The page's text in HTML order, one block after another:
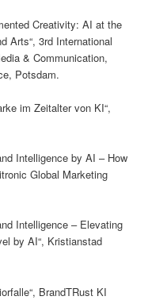
Creativity: AI at the
Arts“, 3rd International
& Communication,
Potsdam.
im Zeitalter von KI“,
Intelligence by AI – How
Global Marketing
Intelligence – Elevating
by AI“, Kristianstad
BrandTRust KI